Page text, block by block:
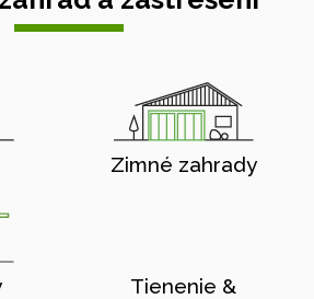
Zimné zahrady
Tienenie &